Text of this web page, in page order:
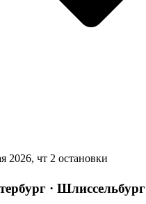
2026, чт 2 остановки
· Шлиссельбург